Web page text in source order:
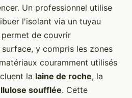
Un professionnel utilise
l'isolant via un tuyau
de couvrir
y compris les zones
couramment utilisés
la laine de roche, la
soufflée. Cette